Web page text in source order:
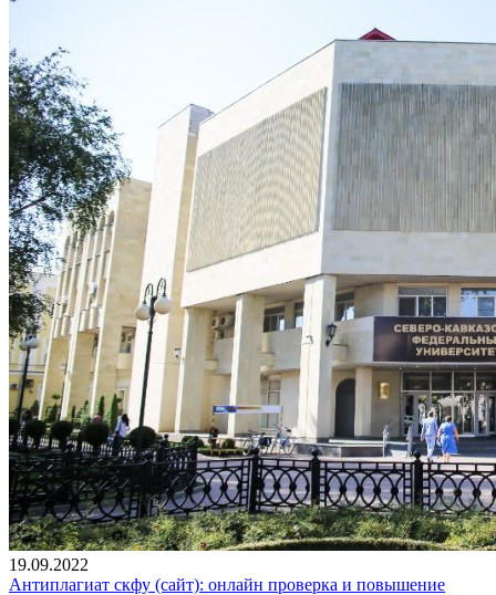
19.09.2022
Антиплагиат скфу (сайт): онлайн проверка и повышение